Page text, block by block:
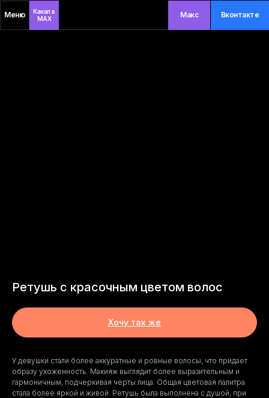
Пишите, я онлайн.
Вконтакте
Макс
Канал в
MAX
Меню
Ретушь с красочным цветом волос
Хочу так же
У девушки стали более аккуратные и ровные волосы, что придает
образу ухоженность. Макияж выглядит более выразительным и
гармоничным, подчеркивая черты лица. Общая цветовая палитра
стала более яркой и живой. Ретушь была выполнена с душой, при
Добавьте сайт в закладки,мы
вам пригодимся!
Вам позвонить?